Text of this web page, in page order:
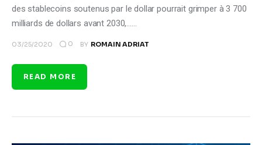
des stablecoins soutenus par le dollar pourrait grimper à 3 700
milliards de dollars avant 2030,……
03/25/2020 0 BY ROMAIN ADRIAT
READ MORE